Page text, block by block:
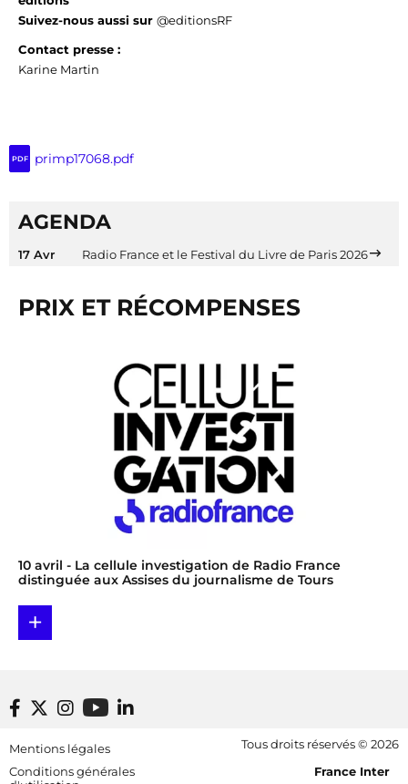
Suivez-nous aussi sur @editionsRF
Contact presse :
Karine Martin
PDF primp17068.pdf
AGENDA
17 Avr Radio France et le Festival du Livre de Paris 2026
PRIX ET RÉCOMPENSES
10 avril - La cellule investigation de Radio France
distinguée aux Assises du journalisme de Tours
+
Footer bottom
Mentions légales
Conditions générales
Tous droits réservés © 2026
[RDF] Pied de page - Mobile
France Inter